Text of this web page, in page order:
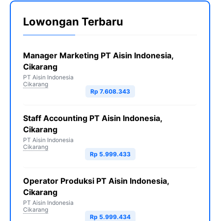
Lowongan Terbaru
Manager Marketing PT Aisin Indonesia,
Cikarang
PT Aisin Indonesia
Cikarang
Rp 7.608.343
Staff Accounting PT Aisin Indonesia,
Cikarang
PT Aisin Indonesia
Cikarang
Rp 5.999.433
Operator Produksi PT Aisin Indonesia,
Cikarang
PT Aisin Indonesia
Cikarang
Rp 5.999.434